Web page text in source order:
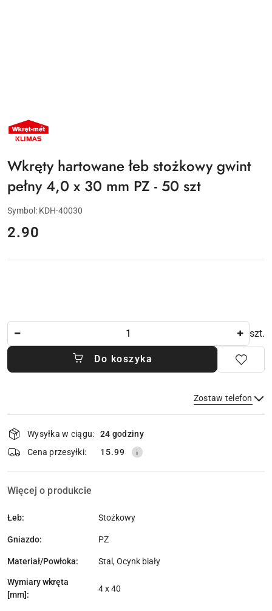
NAZWA
PRODUCENTA:
KLIMAS
Wkręty hartowane łeb stożkowy gwint
pełny 4,0 x 30 mm PZ - 50 szt
Symbol: KDH-40030
cena:
2.90
szt.
Do koszyka
Zostaw telefon
Wyślij
Dostępność
i
dostawa
Wysyłka w ciągu:
24 godziny
Cena przesyłki:
15.99
Więcej o produkcie
Łeb: Stożkowy
Gniazdo: PZ
Materiał/Powłoka: Stal, Ocynk biały
Wymiary wkręta
[mm]:
4 x 40